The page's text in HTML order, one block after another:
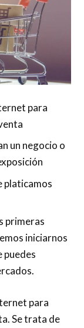
para
un negocio o
platicamos
primeras
iniciarnos
puedes
para
Se trata de